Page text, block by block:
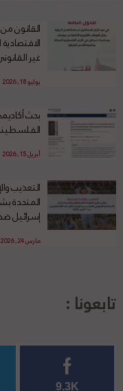
القانون
غير
يوليو 18, 2026
بحث
أبريل 15, 2026
التعذيب
المتحدة
إسرائيل ضد
مارس 24, 2026
تابعونا :
9.3K